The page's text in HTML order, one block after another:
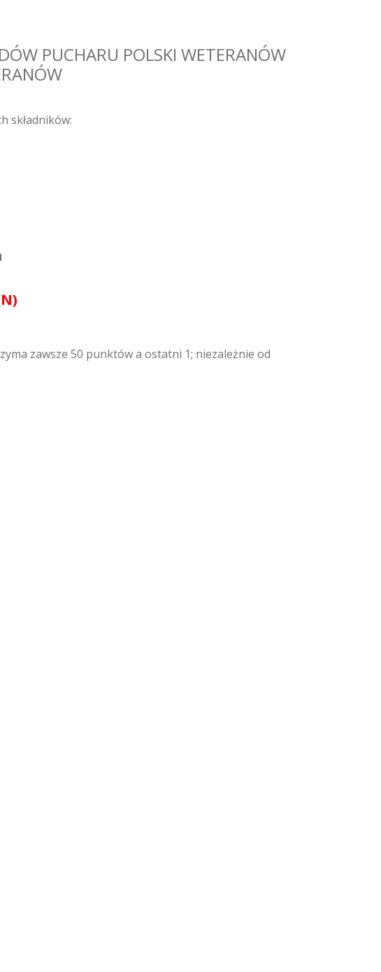
PUCHARU POLSKI WETERANÓW
składników:
zawsze 50 punktów a ostatni 1; niezależnie od